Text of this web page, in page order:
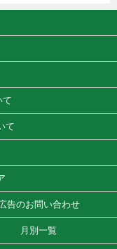
て
て
告のお問い合わせ
月別一覧